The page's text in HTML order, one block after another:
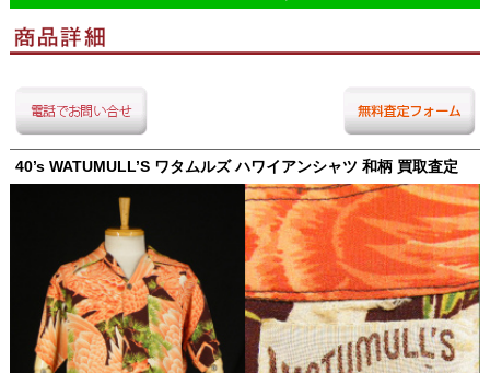
40’s WATUMULL’S ワタムルズ ハワイアンシャツ 和柄 買取査定